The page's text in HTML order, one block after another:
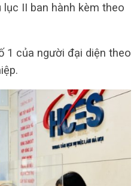
II ban hành kèm theo
1 của người đại diện theo